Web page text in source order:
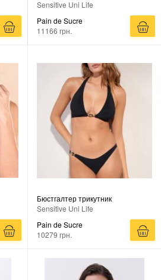
Sensitive Uni Life
Pain de Sucre
11166 грн.
Бюстгалтер трикутник
Sensitive Uni Life
Pain de Sucre
10279 грн.